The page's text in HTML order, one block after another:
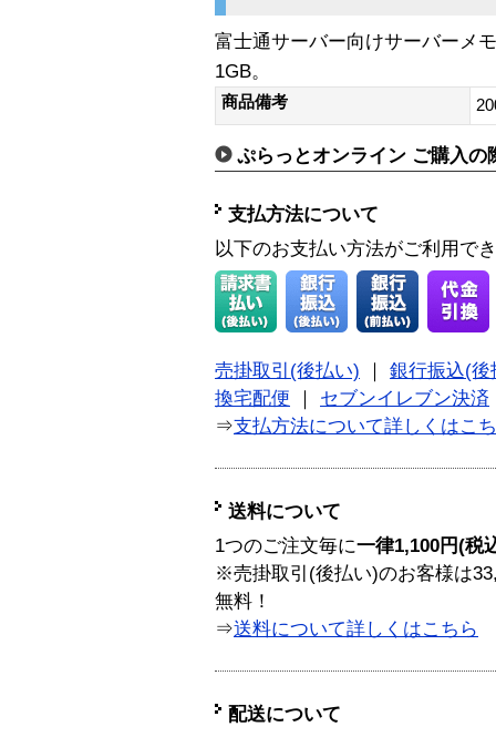
富士通サーバー向けサーバーメ
1GB。
商品備考
ぷらっとオンライン ご購入の
支払方法について
以下のお支払い方法がご利用で
売掛取引(後払い)
銀行振込(後
換宅配便
セブンイレブン決済
⇒支払方法について詳しくはこ
送料について
1つのご注文毎に一律1,100円(税
※売掛取引(後払い)のお客様は
無料！
⇒送料について詳しくはこちら
配送について